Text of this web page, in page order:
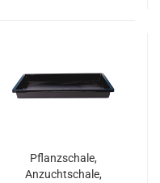
Pflanzschale,
Anzuchtschale,